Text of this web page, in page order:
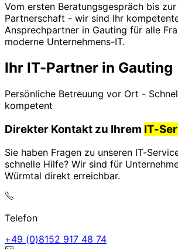
Vom ersten Beratungsgespräch bis
Partnerschaft - wir sind Ihr
Ansprechpartner in Gauting für alle
moderne Unternehmens-IT.
Ihr IT-Partner in Gauting
Persönliche Betreuung vor Ort -
kompetent
Direkter Kontakt zu Ihrem IT-
Sie haben Fragen zu unseren IT-
schnelle Hilfe? Wir sind für
Würmtal direkt erreichbar.
Telefon
47 84 719 2518(0) 94+